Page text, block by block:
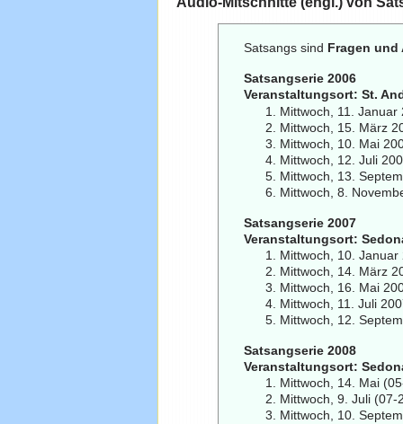
Satsangs sind Fragen und
Satsangserie 2006
Veranstaltungsort: St.
Mittwoch, 11. Januar
Mittwoch, 15. März
Mittwoch, 10. Mai
Mittwoch, 12. Juli
Mittwoch, 13.
Mittwoch, 8.
Satsangserie 2007
Veranstaltungsort:
Mittwoch, 10. Januar
Mittwoch, 14. März
Mittwoch, 16. Mai
Mittwoch, 11. Juli
Mittwoch, 12.
Satsangserie 2008
Veranstaltungsort:
Mittwoch, 14. Mai
Mittwoch, 9. Juli
Mittwoch, 10.